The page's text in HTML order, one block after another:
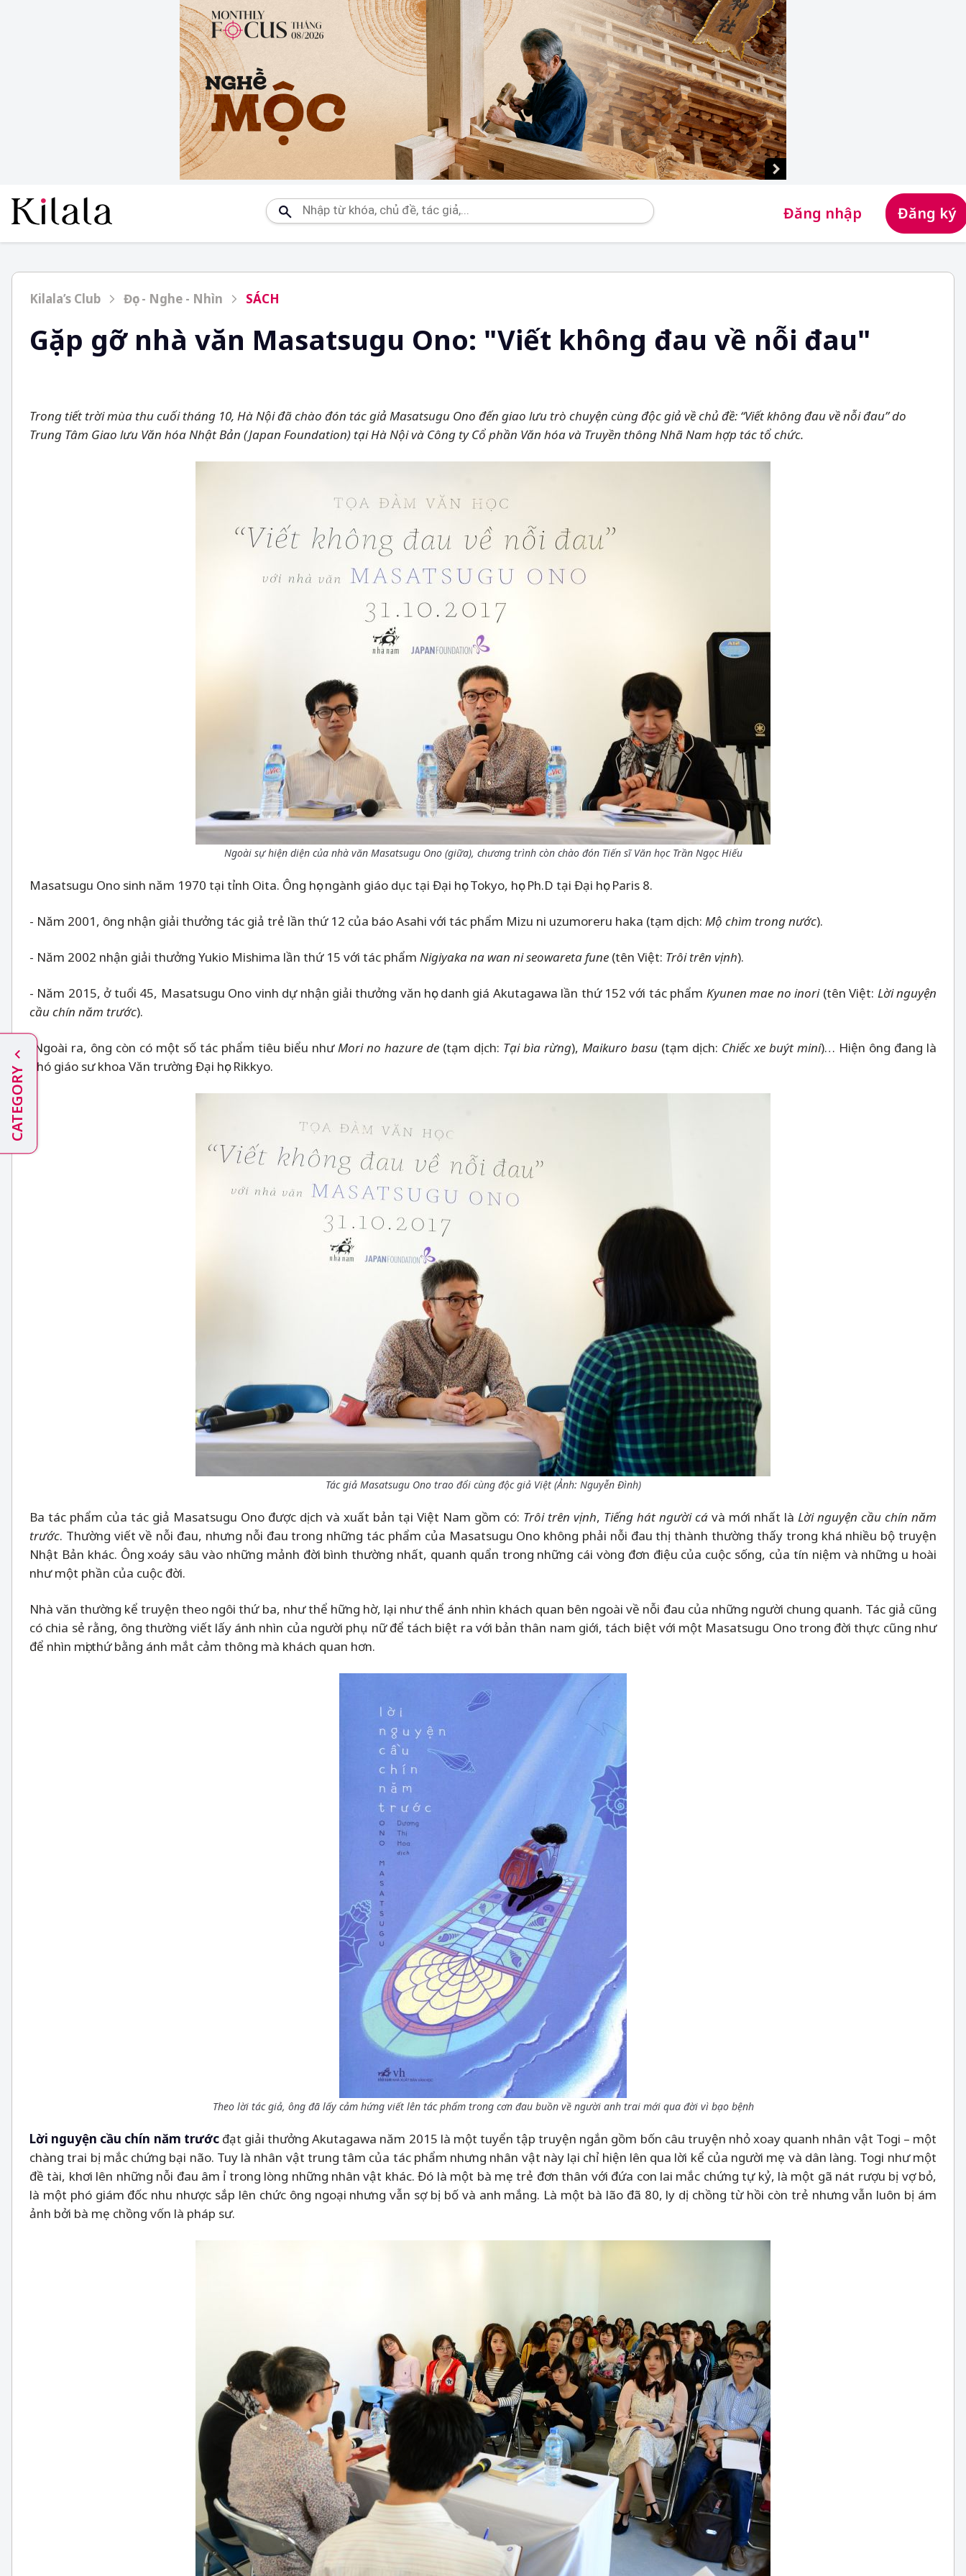
Đăng nhập Đăng ký
Kilala’s Club Đọc - Nghe - Nhìn SÁCH
Gặp gỡ nhà văn Masatsugu Ono: "Viết không đau về nỗi đau"
Trong tiết trời mùa thu cuối tháng 10, Hà Nội đã chào đón tác giả Masatsugu Ono đến giao lưu trò chuyện cùng độc giả về chủ đề: “Viết không đau về nỗi đau” do
Trung Tâm Giao lưu Văn hóa Nhật Bản (Japan Foundation) tại Hà Nội và Công ty Cổ phần Văn hóa và Truyền thông Nhã Nam hợp tác tổ chức.
Ngoài sự hiện diện của nhà văn Masatsugu Ono (giữa), chương trình còn chào đón Tiến sĩ Văn học Trần Ngọc Hiếu
Masatsugu Ono sinh năm 1970 tại tỉnh Oita. Ông học ngành giáo dục tại Đại học Tokyo, học Ph.D tại Đại học Paris 8.
- Năm 2001, ông nhận giải thưởng tác giả trẻ lần thứ 12 của báo Asahi với tác phẩm Mizu ni uzumoreru haka (tạm dịch: Mộ chìm trong nước).
- Năm 2002 nhận giải thưởng Yukio Mishima lần thứ 15 với tác phẩm Nigiyaka na wan ni seowareta fune (tên Việt: Trôi trên vịnh).
- Năm 2015, ở tuổi 45, Masatsugu Ono vinh dự nhận giải thưởng văn học danh giá Akutagawa lần thứ 152 với tác phẩm Kyunen mae no inori(tên Việt: Lời nguyện
cầu chín năm trước).
-Ngoài ra, ông còn có một số tác phẩm tiêu biểu nhưMori no hazure de (tạm dịch: Tại bìa rừng), Maikuro basu (tạm dịch: Chiếc xe buýt mini)… Hiện ông đang là
phó giáo sư khoa Văn trường Đại học Rikkyo.
Tác giả Masatsugu Ono trao đổi cùng độc giả Việt (Ảnh: Nguyễn Đình)
Ba tác phẩm của tác giả Masatsugu Ono được dịch và xuất bản tại Việt Nam gồm có: Trôi trên vịnh, Tiếng hát người cá và mới nhất là Lời nguyện cầu chín năm
trước. Thường viết về nỗi đau, nhưng nỗi đau trong những tác phẩm của Masatsugu Ono không phải nỗi đau thị thành thường thấy trong khá nhiều bộ truyện
Nhật Bản khác. Ông xoáy sâu vào những mảnh đời bình thường nhất, quanh quẩn trong những cái vòng đơn điệu của cuộc sống, của tín niệm và những u hoài
như một phần của cuộc đời.
Nhà văn thường kể truyện theo ngôi thứ ba, như thể hững hờ, lại như thể ánh nhìn khách quan bên ngoài về nỗi đau của những người chung quanh. Tác giả cũng
có chia sẻ rằng, ông thường viết lấy ánh nhìn của người phụ nữ để tách biệt ra với bản thân nam giới, tách biệt với một Masatsugu Ono trong đời thực cũng như
để nhìn mọi thứ bằng ánh mắt cảm thông mà khách quan hơn.
Theo lời tác giả, ông đã lấy cảm hứng viết lên tác phẩm trong cơn đau buồn về người anh trai mới qua đời vì bạo bệnh
Lời nguyện cầu chín năm trước đạt giải thưởng Akutagawa năm 2015 là một tuyển tập truyện ngắn gồm bốn câu truyện nhỏ xoay quanh nhân vật Togi – một
chàng trai bị mắc chứng bại não. Tuy là nhân vật trung tâm của tác phẩm nhưng nhân vật này lại chỉ hiện lên qua lời kể của người mẹ và dân làng. Togi như một
đề tài, khơi lên những nỗi đau âm ỉ trong lòng những nhân vật khác. Đó là một bà mẹ trẻ đơn thân với đứa con lai mắc chứng tự kỷ, là một gã nát rượu bị vợ bỏ,
là một phó giám đốc nhu nhược sắp lên chức ông ngoại nhưng vẫn sợ bị bố và anh mắng. Là một bà lão đã 80, ly dị chồng từ hồi còn trẻ nhưng vẫn luôn bị ám
ảnh bởi bà mẹ chồng vốn là pháp sư.
CATEGORY